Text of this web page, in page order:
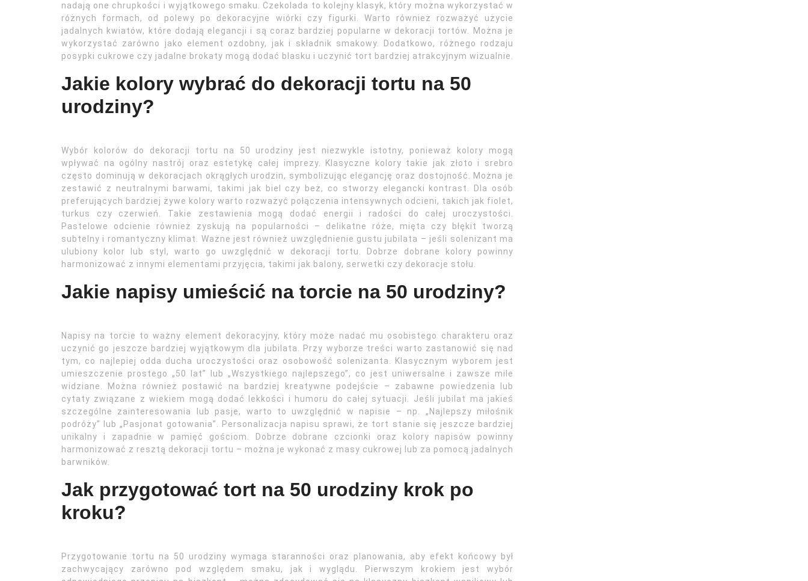
nadają one chrupkości i wyjątkowego smaku. Czekolada to kolejny klasyk, który można wykorzystać w
różnych formach, od polewy po dekoracyjne wiórki czy figurki. Warto również rozważyć użycie
jadalnych kwiatów, które dodają elegancji i są coraz bardziej popularne w dekoracji tortów. Można je
wykorzystać zarówno jako element ozdobny, jak i składnik smakowy. Dodatkowo, różnego rodzaju
posypki cukrowe czy jadalne brokaty mogą dodać blasku i uczynić tort bardziej atrakcyjnym wizualnie.
Jakie kolory wybrać do dekoracji tortu na 50
urodziny?
Wybór kolorów do dekoracji tortu na 50 urodziny jest niezwykle istotny, ponieważ kolory mogą
wpływać na ogólny nastrój oraz estetykę całej imprezy. Klasyczne kolory takie jak złoto i srebro
często dominują w dekoracjach okrągłych urodzin, symbolizując elegancję oraz dostojność. Można je
zestawić z neutralnymi barwami, takimi jak biel czy beż, co stworzy elegancki kontrast. Dla osób
preferujących bardziej żywe kolory warto rozważyć połączenia intensywnych odcieni, takich jak fiolet,
turkus czy czerwień. Takie zestawienia mogą dodać energii i radości do całej uroczystości.
Pastelowe odcienie również zyskują na popularności – delikatne róże, mięta czy błękit tworzą
subtelny i romantyczny klimat. Ważne jest również uwzględnienie gustu jubilata – jeśli solenizant ma
ulubiony kolor lub styl, warto go uwzględnić w dekoracji tortu. Dobrze dobrane kolory powinny
harmonizować z innymi elementami przyjęcia, takimi jak balony, serwetki czy dekoracje stołu.
Jakie napisy umieścić na torcie na 50 urodziny?
Napisy na torcie to ważny element dekoracyjny, który może nadać mu osobistego charakteru oraz
uczynić go jeszcze bardziej wyjątkowym dla jubilata. Przy wyborze treści warto zastanowić się nad
tym, co najlepiej odda ducha uroczystości oraz osobowość solenizanta. Klasycznym wyborem jest
umieszczenie prostego „50 lat” lub „Wszystkiego najlepszego”, co jest uniwersalne i zawsze mile
widziane. Można również postawić na bardziej kreatywne podejście – zabawne powiedzenia lub
cytaty związane z wiekiem mogą dodać lekkości i humoru do całej sytuacji. Jeśli jubilat ma jakieś
szczególne zainteresowania lub pasje, warto to uwzględnić w napisie – np. „Najlepszy miłośnik
podróży” lub „Pasjonat gotowania”. Personalizacja napisu sprawi, że tort stanie się jeszcze bardziej
unikalny i zapadnie w pamięć gościom. Dobrze dobrane czcionki oraz kolory napisów powinny
harmonizować z resztą dekoracji tortu – można je wykonać z masy cukrowej lub za pomocą jadalnych
barwników.
Jak przygotować tort na 50 urodziny krok po
kroku?
Przygotowanie tortu na 50 urodziny wymaga staranności oraz planowania, aby efekt końcowy był
zachwycający zarówno pod względem smaku, jak i wyglądu. Pierwszym krokiem jest wybór